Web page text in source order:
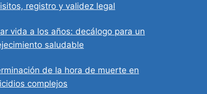
registro y validez legal
vida a los años: decálogo para un
saludable
de la hora de muerte en
complejos